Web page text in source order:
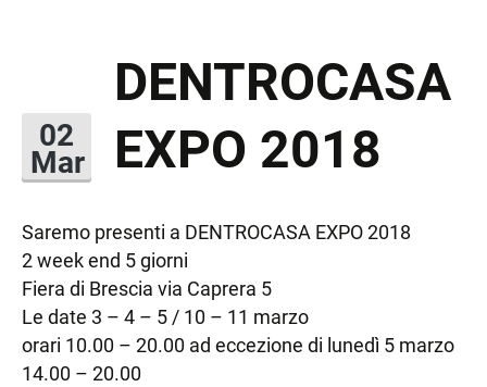
DENTROCASA
EXPO 2018
02
Mar
Saremo presenti a DENTROCASA EXPO 2018
2 week end 5 giorni
Fiera di Brescia via Caprera 5
Le date 3 – 4 – 5 / 10 – 11 marzo
orari 10.00 – 20.00 ad eccezione di lunedì 5 marzo
14.00 – 20.00